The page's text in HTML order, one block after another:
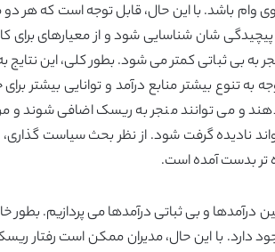
وام باشد. با این حال، قابل توجه است که
شان شناسایی شود و از معیارهای برای
بی ثباتی کمتر می شود. بطور کلی، این نتایج
تنوع بیشتر منابع درآمد و توانایی بیشتر
و می توانند منجر به ریسک اضافی شوند و
گرفت شود. از نظر بحث سیاست گذاری،
تر بدست آمده است.
درآمدها و بی ثباتی درآمدها می پردازیم.
دارد. با این حال، مدیران ممکن است رفتار